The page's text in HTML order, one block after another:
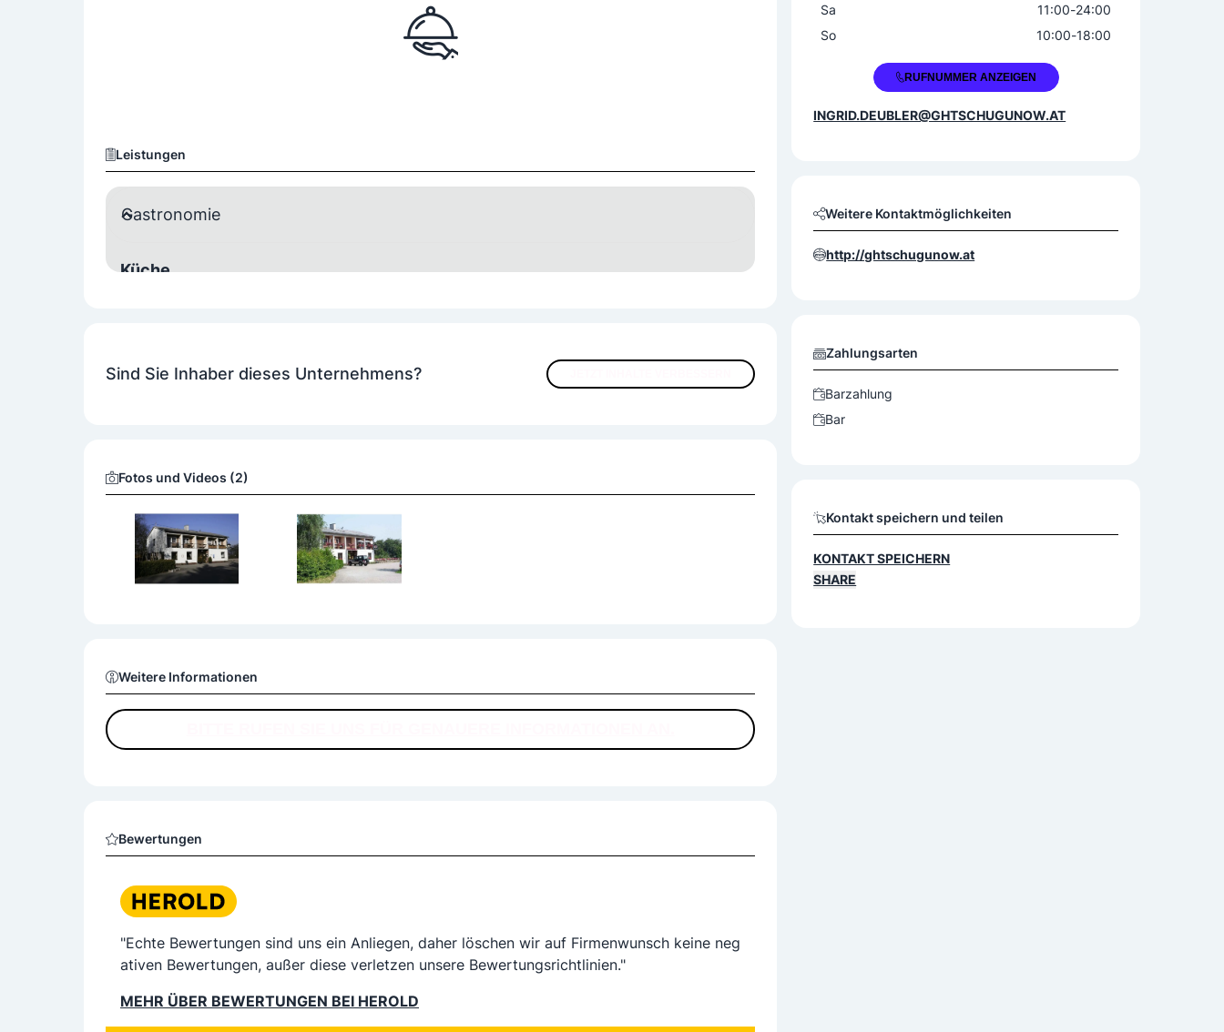
Leistungen
Gastronomie
Küche
Ausstattung
Events
Sind Sie Inhaber dieses Unternehmens?
Fotos und Videos (2)
Weitere Informationen
Bewertungen
"Echte Bewertungen sind uns ein Anliegen, daher löschen wir auf Firmenwunsch keine neg
ativen Bewertungen, außer diese verletzen unsere Bewertungsrichtlinien."
MEHR ÜBER BEWERTUNGEN BEI HEROLD
Sa
11:00-24:00
So
10:00-18:00
+43 7727 2935RUFNUMMER ANZEIGEN
INGRID.DEUBLER@GHTSCHUGUNOW.AT
Weitere Kontaktmöglichkeiten
http://ghtschugunow.at
Zahlungsarten
Barzahlung
Bar
Kontakt speichern und teilen
KONTAKT SPEICHERN
SHARE